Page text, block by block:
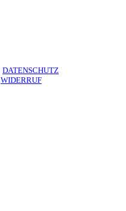
DATENSCHUTZ
WIDERRUF